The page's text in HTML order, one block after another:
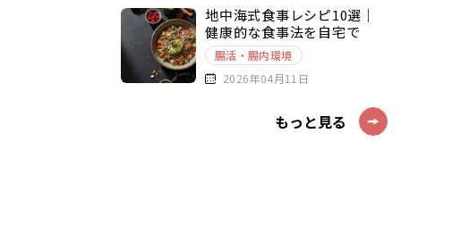
地中海式食事レシピ10選｜
健康的な食事法を自宅で
腸活・腸内環境
2026年04月11日
もっと見る